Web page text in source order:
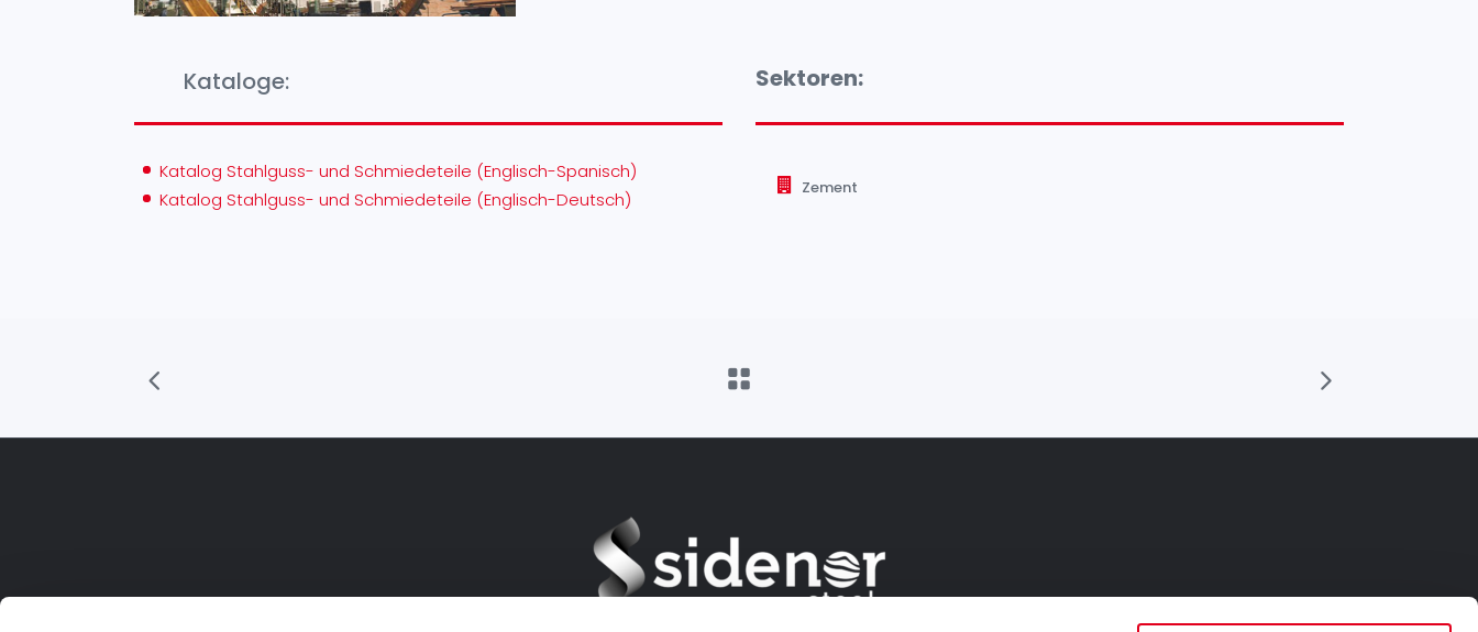
Kataloge:
Katalog Stahlguss- und Schmiedeteile (Englisch-Spanisch)
Katalog Stahlguss- und Schmiedeteile (Englisch-Deutsch)
Sektoren:
Zement